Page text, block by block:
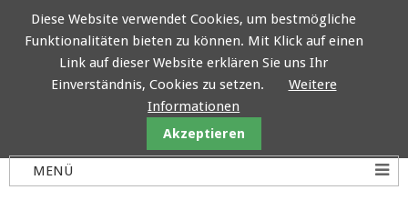
Diese Website verwendet Cookies, um bestmögliche
Funktionalitäten bieten zu können. Mit Klick auf einen
Link auf dieser Website erklären Sie uns Ihr
Einverständnis, Cookies zu setzen.
Weitere
Informationen
Akzeptieren